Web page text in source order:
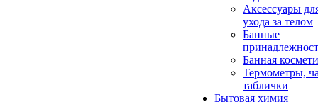
Аксеcсуары
ухода за телом
Банные
Банная
Термометры,
таблички
Бытовая химия